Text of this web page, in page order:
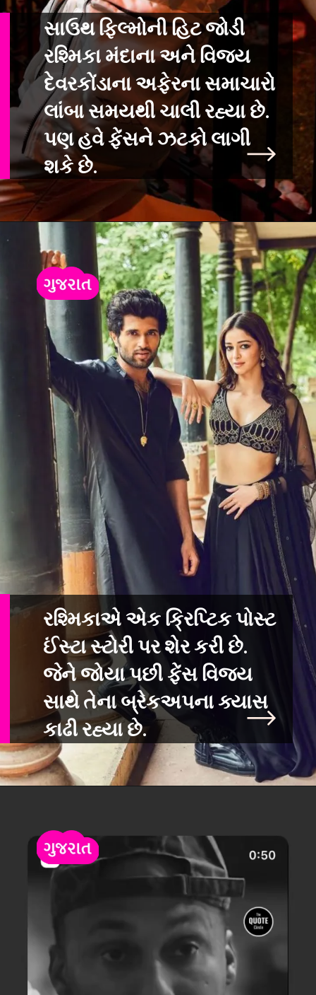
સાઉથ ફિલ્મોની હિટ જોડી
રશ્મિકા મંદાના અને વિજય
દેવરકોંડાના અફેરના સમાચારો
લાંબા સમયથી ચાલી રહ્યા છે.
પણ હવે ફેંસને ઝટકો લાગી
શકે છે.
રશ્મિકાએ એક ક્રિપ્ટિક પોસ્ટ
ઈંસ્ટા સ્ટોરી પર શેર કરી છે.
જેને જોયા પછીફેંસ વિજય
સાથે તેના બ્રેકઅપના ક્યાસ
કાઢી રહ્યા છે.